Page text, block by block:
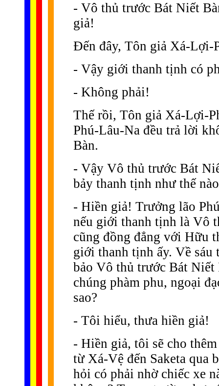
- Vô thủ trước Bát Niết
giả!
Ðến đây, Tôn giả Xá-Lợi-
- Vậy giới thanh tịnh có
- Không phải!
Thế rồi, Tôn giả Xá-Lợi-
Phú-Lâu-Na đều trả lời
Bàn.
- Vậy Vô thủ trước Bát
bảy thanh tịnh như thế
- Hiền giả! Trưởng lão
nếu giới thanh tịnh là Vô
cũng đồng đẳng với Hữu
giới thanh tịnh ấy. Về
bảo Vô thủ trước Bát
chúng phàm phu, ngoại
sao?
- Tôi hiểu, thưa hiền giả!
- Hiền giả, tôi sẽ cho
từ Xá-Vệ đến Saketa qua
hỏi có phải nhờ chiếc xe